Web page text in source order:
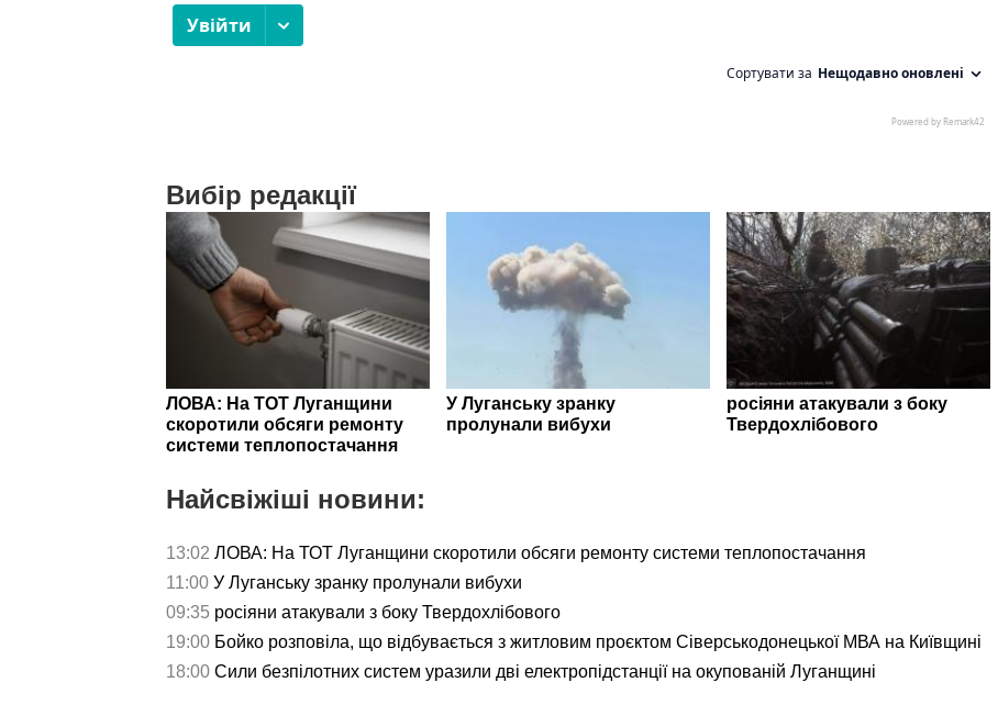
Вибір редакції
ЛОВА: На ТОТ Луганщини
скоротили обсяги ремонту
системи теплопостачання
У Луганську зранку
пролунали вибухи
росіяни атакували з боку
Твердохлібового
Найсвіжіші новини:
13:02 ЛОВА: На ТОТ Луганщини скоротили обсяги ремонту системи теплопостачання
11:00 У Луганську зранку пролунали вибухи
09:35 росіяни атакували з боку Твердохлібового
19:00 Бойко розповіла, що відбувається з житловим проєктом Сіверськодонецької МВА на Київщині
18:00 Сили безпілотних систем уразили дві електропідстанції на окупованій Луганщині